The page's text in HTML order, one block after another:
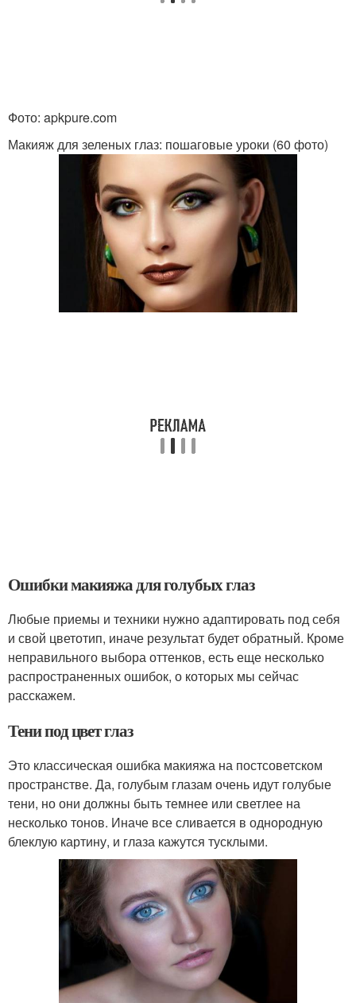
Фото: apkpure.com
Макияж для зеленых глаз: пошаговые уроки (60 фото)
Ошибки макияжа для голубых глаз
Любые приемы и техники нужно адаптировать под себя
и свой цветотип, иначе результат будет обратный. Кроме
неправильного выбора оттенков, есть еще несколько
распространенных ошибок, о которых мы сейчас
расскажем.
Тени под цвет глаз
Это классическая ошибка макияжа на постсоветском
пространстве. Да, голубым глазам очень идут голубые
тени, но они должны быть темнее или светлее на
несколько тонов. Иначе все сливается в однородную
блеклую картину, и глаза кажутся тусклыми.